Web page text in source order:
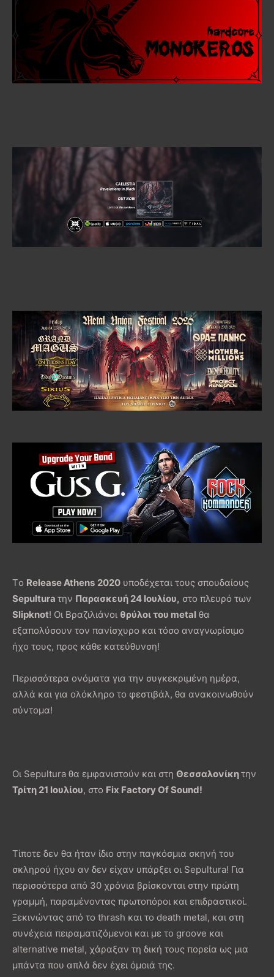
Τo Release Athens 2020 υποδέχεται τους σπουδαίους
Sepultura την Παρασκευή 24 Ιουλίου, στο πλευρό των
Slipknot! Oι Βραζιλιάνοι θρύλοι του metal θα
εξαπολύσουν τον πανίσχυρο και τόσο αναγνωρίσιμο
ήχο τους, προς κάθε κατεύθυνση!
Περισσότερα ονόματα για την συγκεκριμένη ημέρα,
αλλά και για ολόκληρο το φεστιβάλ, θα ανακοινωθούν
σύντομα!
Οι Sepultura θα εμφανιστούν και στη Θεσσαλονίκητην
Τρίτη 21 Ιουλίου, στο Fix Factory Of Sound!
Tίποτε δεν θα ήταν ίδιο στην παγκόσμια σκηνή του
σκληρού ήχου αν δεν είχαν υπάρξει οι Sepultura! Για
περισσότερα από 30 χρόνια βρίσκονται στην πρώτη
γραμμή, παραμένοντας πρωτοπόροι και επιδραστικοί.
Ξεκινώντας από το thrash και το death metal, και στη
συνέχεια πειραματιζόμενοι και με το groove και
alternative metal, χάραξαν τη δική τους πορεία ως μια
μπάντα που απλά δεν έχει όμοιά της.